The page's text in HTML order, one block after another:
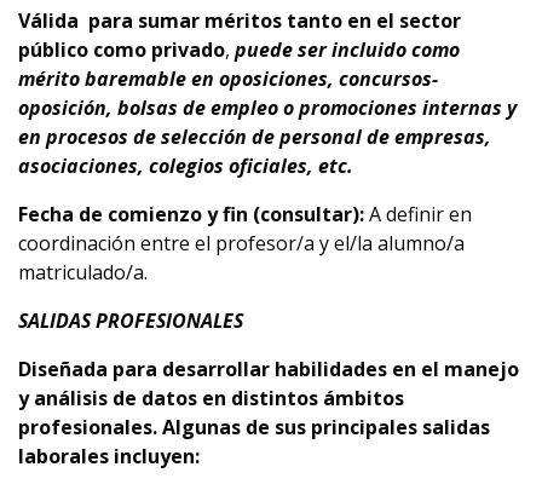
Válida para sumar méritos tanto en el sector
público como privado, puede ser incluido como
mérito baremable en oposiciones, concursos-
oposición, bolsas de empleo o promociones internas y
en procesos de selección de personal de empresas,
asociaciones, colegios oficiales, etc.
Fecha de comienzo y fin (consultar):A definir en
coordinación entre el profesor/a y el/la alumno/a
matriculado/a.
SALIDAS PROFESIONALES
Diseñada para desarrollar habilidades en el manejo
y análisis de datos en distintos ámbitos
profesionales. Algunas de sus principales salidas
laborales incluyen: